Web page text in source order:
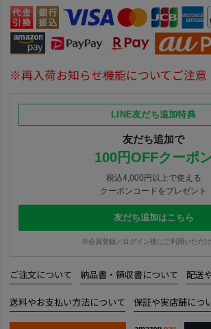
※再入荷お知らせ機能についてご注意
LINE友だち追加特典
友だち追加で
100円OFFクーポ
税込4,000円以上で使える
クーポンコードをプレゼント
友だち追加はこちら
※会員登録／ログイン後にご利用いただ
ご注文について 納品書・領収書について 配送
送料やお支払い方法について 保証や実店舗につ